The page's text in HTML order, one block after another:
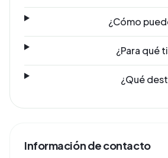
¿Cómo
¿Para qué
¿Qué
Información de contacto